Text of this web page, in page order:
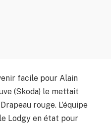
facile pour Alain
(Skoda) le mettait
rouge. L’équipe
Lodgy en état pour